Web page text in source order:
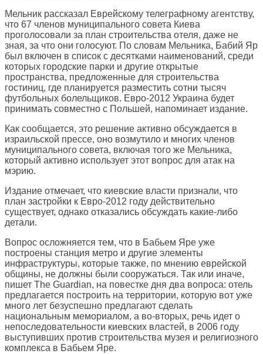
Мельник рассказал Еврейскому телеграфному агентству,
что 67 членов муниципального совета Киева
проголосовали за план строительства отеля, даже не
зная, за что они голосуют. По словам Мельника, Бабий Яр
был включен в список с десятками наименований, среди
которых городские парки и другие открытые
пространства, предложенные для строительства
гостиниц, где планируется разместить сотни тысяч
футбольных болельщиков. Евро-2012 Украина будет
принимать совместно с Польшей, напоминает издание.
Как сообщается, это решение активно обсуждается в
израильской прессе, оно возмутило и многих членов
муниципального совета, включая того же Мельника,
который активно использует этот вопрос для атак на
мэрию.
Издание отмечает, что киевские власти признали, что
план застройки к Евро-2012 году действительно
существует, однако отказались обсуждать какие-либо
детали.
Вопрос осложняется тем, что в Бабьем Яре уже
построены станция метро и другие элементы
инфраструктуры, которые также, по мнению еврейской
общины, не должны были сооружаться. Так или иначе,
пишет The Guardian, на повестке дня два вопроса: отель
предлагается построить на территории, которую вот уже
много лет безуспешно предлагают сделать
национальным мемориалом, а во-вторых, речь идет о
непоследовательности киевских властей, в 2006 году
выступивших против строительства музея и религиозного
комплекса в Бабьем Яре.